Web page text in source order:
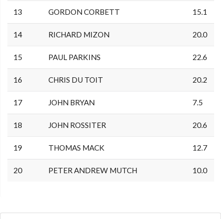
13 GORDON CORBETT 15.1
14 RICHARD MIZON 20.0
15 PAUL PARKINS 22.6
16 CHRIS DU TOIT 20.2
17 JOHN BRYAN 7.5
18 JOHN ROSSITER 20.6
19 THOMAS MACK 12.7
20 PETER ANDREW MUTCH 10.0